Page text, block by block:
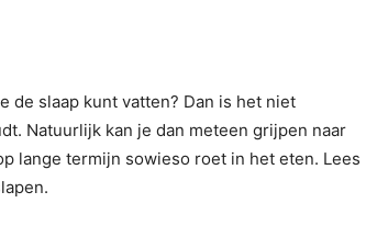
de slaap kunt vatten? Dan is het niet
Natuurlijk kan je dan meteen grijpen naar
lange termijn sowieso roet in het eten. Lees